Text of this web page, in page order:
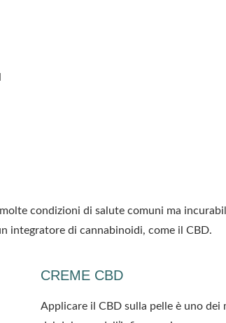
condizioni di salute comuni ma
integratore di cannabinoidi, come il CBD.
CREME CBD
Applicare il CBD sulla pelle è uno